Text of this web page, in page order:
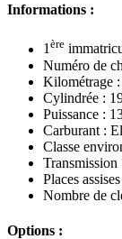
Informations :
1ère
Numéro de
Kilométrage
Cylindrée :
Puissance :
Carburant :
Classe
Places
Nombre de
Options :